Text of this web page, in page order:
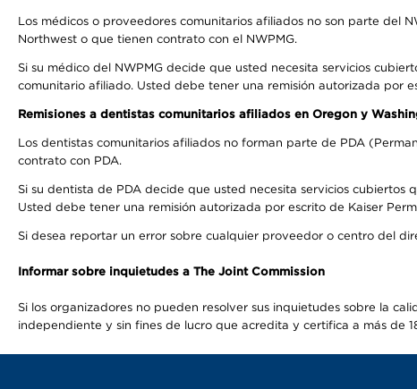
Los médicos o proveedores comunitarios afiliados no son parte del
Northwest o que tienen contrato con el NWPMG.
Si su médico del NWPMG decide que usted necesita servicios
comunitario afiliado. Usted debe tener una remisión autorizada por
Remisiones a dentistas comunitarios afiliados en Oregon y
Los dentistas comunitarios afiliados no forman parte de PDA
contrato con PDA.
Si su dentista de PDA decide que usted necesita servicios
Usted debe tener una remisión autorizada por escrito de Kaiser
Si desea reportar un error sobre cualquier proveedor o centro del
Informar sobre inquietudes a The Joint Commission
Si los organizadores no pueden resolver sus inquietudes sobre la
independiente y sin fines de lucro que acredita y certifica a más de